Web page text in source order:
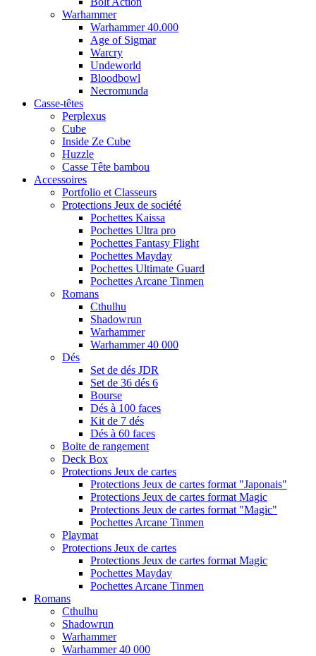
Warhammer
Warhammer 40.000
Age of Sigmar
Warcry
Undeworld
Bloodbowl
Necromunda
Casse-têtes
Perplexus
Cube
Inside Ze Cube
Huzzle
Casse Tête bambou
Accessoires
Portfolio et Classeurs
Protections Jeux de société
Pochettes Kaissa
Pochettes Ultra pro
Pochettes Fantasy Flight
Pochettes Mayday
Pochettes Ultimate Guard
Pochettes Arcane Tinmen
Romans
Cthulhu
Shadowrun
Warhammer
Warhammer 40 000
Dés
Set de dés JDR
Set de 36 dés 6
Bourse
Dés à 100 faces
Kit de 7 dés
Dés à 60 faces
Boite de rangement
Deck Box
Protections Jeux de cartes
Protections Jeux de cartes format "Japonais"
Protections Jeux de cartes format Magic
Protections Jeux de cartes format "Magic"
Pochettes Arcane Tinmen
Playmat
Protections Jeux de cartes
Protections Jeux de cartes format Magic
Pochettes Mayday
Pochettes Arcane Tinmen
Romans
Cthulhu
Shadowrun
Warhammer
Warhammer 40 000